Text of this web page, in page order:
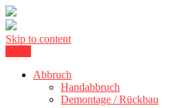
Skip to content
BBS Technik GmbH
300 kmAbbruch
Handabbruch
Demontage / Rückbau